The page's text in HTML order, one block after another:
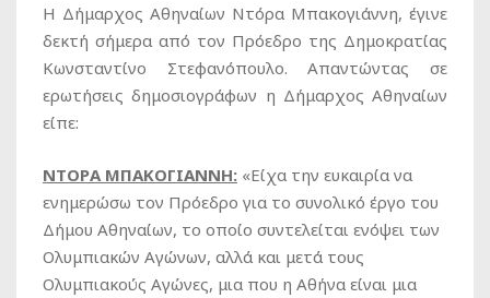
Η Δήμαρχος Αθηναίων Ντόρα Μπακογιάννη, έγινε
δεκτή σήμερα από τον Πρόεδρο της Δημοκρατίας
Κωνσταντίνο Στεφανόπουλο. Απαντώντας σε
ερωτήσεις δημοσιογράφων η Δήμαρχος Αθηναίων
είπε:
ΝΤΟΡΑ ΜΠΑΚΟΓΙΑΝΝΗ: «Είχα την ευκαιρία να
ενημερώσω τον Πρόεδρο για το συνολικό έργο του
Δήμου Αθηναίων, το οποίο συντελείται ενόψει των
Ολυμπιακών Αγώνων, αλλά και μετά τους
Ολυμπιακούς Αγώνες, μια που η Αθήνα είναι μια